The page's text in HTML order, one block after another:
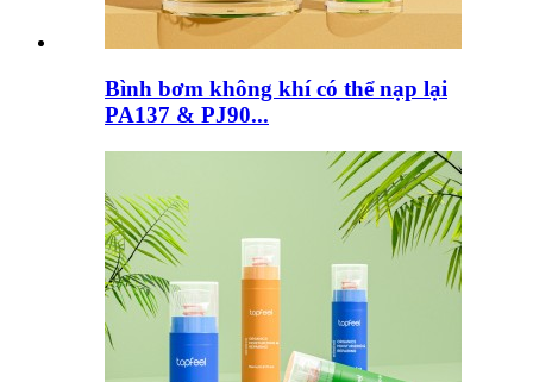
Bình bơm không khí có thể nạp lại
PA137 & PJ90...